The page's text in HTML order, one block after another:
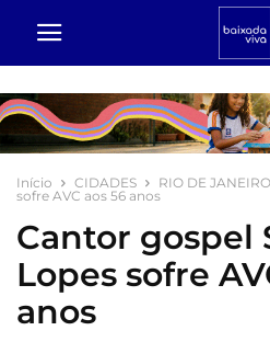
Início CIDADES RIO DE JANEIRO
sofre AVC aos 56 anos
Cantor gospel
Lopes sofre
anos